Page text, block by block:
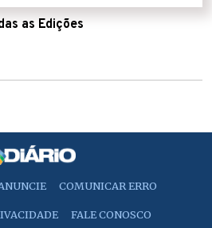
as Edições
COMUNICAR ERRO
FALE CONOSCO